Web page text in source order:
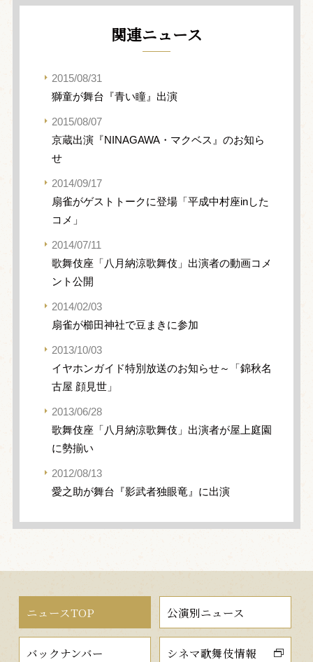
関連ニュース
2015/08/31
獅童が舞台『青い瞳』出演
2015/08/07
京蔵出演『NINAGAWA・マクベス』のお知ら
せ
2014/09/17
扇雀がゲストトークに登場「平成中村座inした
コメ」
2014/07/11
歌舞伎座「八月納涼歌舞伎」出演者の動画コメ
ント公開
2014/02/03
扇雀が櫛田神社で豆まきに参加
2013/10/03
イヤホンガイド特別放送のお知らせ～「錦秋名
古屋 顔見世」
2013/06/28
歌舞伎座「八月納涼歌舞伎」出演者が屋上庭園
に勢揃い
2012/08/13
愛之助が舞台『影武者独眼竜』に出演
ニュースTOP 公演別ニュース
バックナンバー シネマ歌舞伎情報